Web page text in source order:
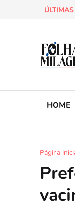
ÚLTIMAS
HOME
Página